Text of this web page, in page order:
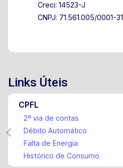
Creci: 14523-J
CNPJ: 71.561.005/0001-31
Links Úteis
CPFL
2ª via de contas
Débito Automático
Falta de Energia
Histórico de Consumo